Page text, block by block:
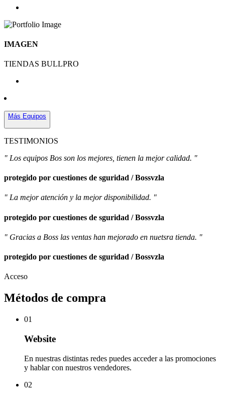
IMAGEN
TIENDAS BULLPRO
Más Equipos
TESTIMONIOS
" Los equipos Bos son los mejores, tienen la mejor calidad. "
protegido por cuestiones de sguridad / Bossvzla
" La mejor atención y la mejor disponibilidad. "
protegido por cuestiones de sguridad / Bossvzla
" Gracias a Boss las ventas han mejorado en nuetsra tienda. "
protegido por cuestiones de sguridad / Bossvzla
Acceso
Métodos de compra
01
Website
En nuestras distintas redes puedes acceder a las promociones
y hablar con nuestros vendedores.
02